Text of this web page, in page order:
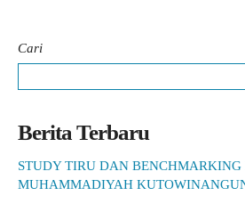
Cari
Berita Terbaru
STUDY TIRU DAN BENCHMARKING
MUHAMMADIYAH